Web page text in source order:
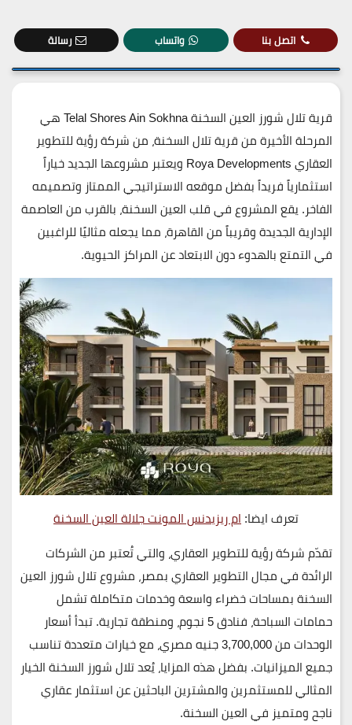
اتصل بنا واتساب رسالة
قرية تلال شورز العين السخنة Telal Shores Ain Sokhna هي
المرحلة الأخيرة من قرية تلال السخنة، من شركة رؤية للتطوير
العقاري Roya Developments ويعتبر مشروعها الجديد خياراً
استثمارياً فريداً بفضل موقعه الاستراتيجي الممتاز وتصميمه
الفاخر. يقع المشروع في قلب العين السخنة، بالقرب من العاصمة
الإدارية الجديدة وقريباً من القاهرة، مما يجعله مثاليًا للراغبين
في التمتع بالهدوء دون الابتعاد عن المراكز الحيوية.
تعرف ايضا:ام ريزيدنس المونت جلالة العين السخنة
تقدّم شركة رؤية للتطوير العقاري، والتي تُعتبر من الشركات
الرائدة في مجال التطوير العقاري بمصر، مشروع تلال شورز العين
السخنة بمساحات خضراء واسعة وخدمات متكاملة تشمل
حمامات السباحة، فنادق 5 نجوم، ومنطقة تجارية. تبدأ أسعار
الوحدات من3,700,000 جنيه مصري
، مع خيارات متعددة تناسب
جميع الميزانيات. بفضل هذه المزايا، يُعد تلال شورز السخنة الخيار
المثالي للمستثمرين والمشترين الباحثين عن استثمار عقاري
ناجح ومتميز في العين السخنة.